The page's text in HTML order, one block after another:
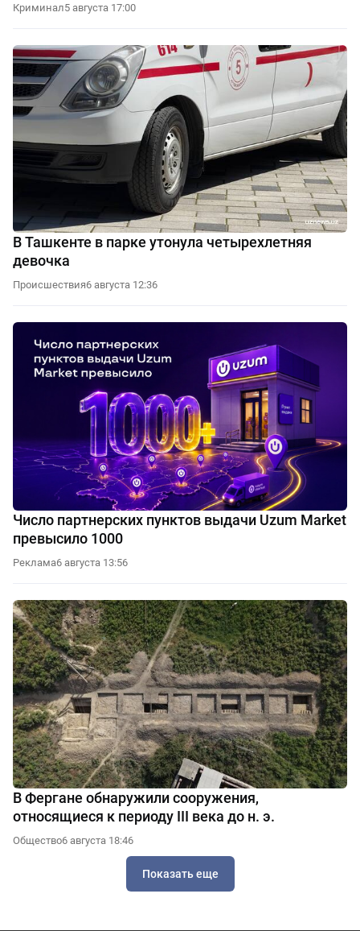
Криминал5 августа 17:00
В Ташкенте в парке утонула четырехлетняя
девочка
Происшествия6 августа 12:36
Число партнерских пунктов выдачи Uzum Market
превысило 1000
Реклама6 августа 13:56
В Фергане обнаружили сооружения,
относящиеся к периоду III века до н. э.
Общество6 августа 18:46
Показать еще